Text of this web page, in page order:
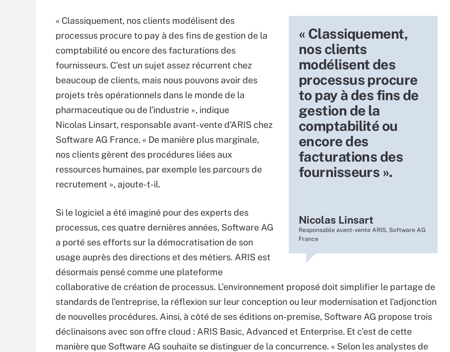
« Classiquement,
nos clients
modélisent des
processus procure
to pay à des fins de
gestion de la
comptabilité ou
encore des
facturations des
fournisseurs ».
Nicolas Linsart
Responsable avant-vente ARIS, Software AG
France
« Classiquement, nos clients modélisent des
processus procure to pay à des fins de gestion de la
comptabilité ou encore des facturations des
fournisseurs. C’est un sujet assez récurrent chez
beaucoup de clients, mais nous pouvons avoir des
projets très opérationnels dans le monde de la
pharmaceutique ou de l’industrie », indique
Nicolas Linsart, responsable avant-vente d’ARIS chez
Software AG France. « De manière plus marginale,
nos clients gèrent des procédures liées aux
ressources humaines, par exemple les parcours de
recrutement », ajoute-t-il.
Si le logiciel a été imaginé pour des experts des
processus, ces quatre dernières années, Software AG
a porté ses efforts sur la démocratisation de son
usage auprès des directions et des métiers. ARIS est
désormais pensé comme une plateforme
collaborative de création de processus. L’environnement proposé doit simplifier le partage de
standards de l’entreprise, la réflexion sur leur conception ou leur modernisation et l’adjonction
de nouvelles procédures. Ainsi, à côté de ses éditions on-premise, Software AG propose trois
déclinaisons avec son offre cloud : ARIS Basic, Advanced et Enterprise. Et c’est de cette
manière que Software AG souhaite se distinguer de la concurrence. « Selon les analystes de